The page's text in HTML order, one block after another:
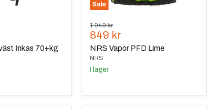
Inkas 70+kg
Sale
Ursprungspris
1 049 kr
Nuvarande
pris
849 kr
NRS Vapor PFD Lime
NRS
I lager